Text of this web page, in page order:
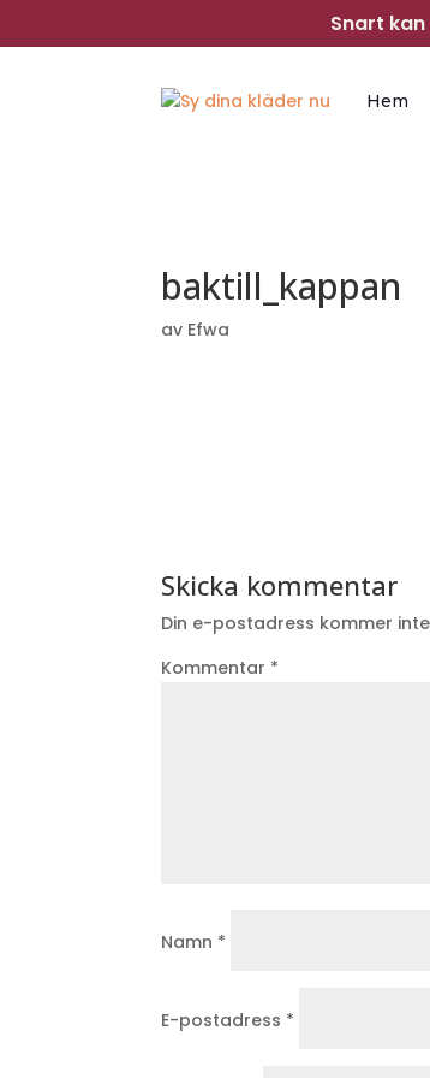
Snart
Hem
baktill_kappan
av Efwa
Skicka kommentar
Din e-postadress kommer
Kommentar *
Namn *
E-postadress *